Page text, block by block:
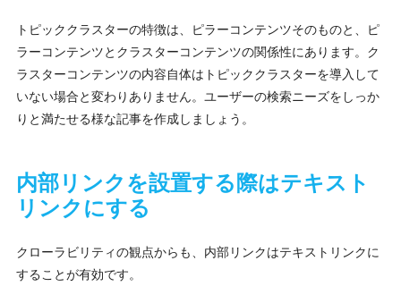
トピッククラスターの特徴は、ピラーコンテンツそのものと、ピ
ラーコンテンツとクラスターコンテンツの関係性にあります。ク
ラスターコンテンツの内容自体はトピッククラスターを導入して
いない場合と変わりありません。ユーザーの検索ニーズをしっか
りと満たせる様な記事を作成しましょう。
内部リンクを設置する際はテキスト
リンクにする
クローラビリティの観点からも、内部リンクはテキストリンクに
することが有効です。